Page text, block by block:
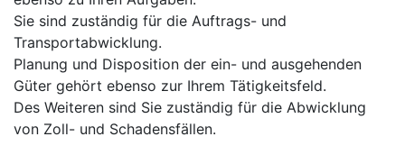
Sie sind zuständig für die Auftrags- und
Transportabwicklung.
Planung und Disposition der ein- und ausgehenden
Güter gehört ebenso zur Ihrem Tätigkeitsfeld.
Des Weiteren sind Sie zuständig für die Abwicklung
von Zoll- und Schadensfällen.